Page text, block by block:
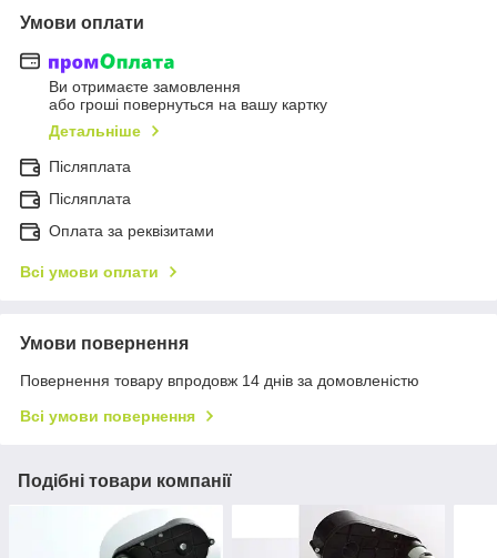
Умови оплати
Ви отримаєте замовлення
або гроші повернуться на вашу картку
Детальніше
Післяплата
Пiсляплата
Оплата за реквізитами
Всі умови оплати
Умови повернення
Повернення товару впродовж 14 днів за домовленістю
Всі умови повернення
Подібні товари компанії